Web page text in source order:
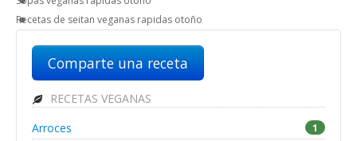
Recetas de seitan veganas rapidas otoño
Comparte una receta
RECETAS VEGANAS
Arroces
1